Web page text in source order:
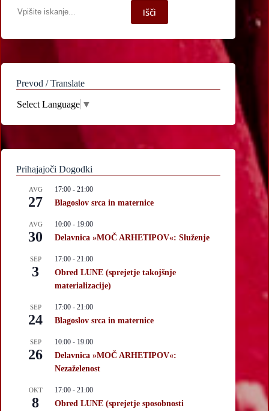
po
Išči
Prevod / Translate
Select Language ▼
Prihajajoči Dogodki
AVG
27
17:00 - 21:00
Blagoslov srca in maternice
AVG
30
10:00 - 19:00
Delavnica »MOČ ARHETIPOV«: Služenje
SEP
3
17:00 - 21:00
Obred LUNE (sprejetje takojšnje
materializacije)
SEP
24
17:00 - 21:00
Blagoslov srca in maternice
SEP
26
10:00 - 19:00
Delavnica »MOČ ARHETIPOV«:
Nezaželenost
OKT
8
17:00 - 21:00
Obred LUNE (sprejetje sposobnosti